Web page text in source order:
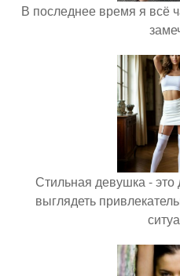
В последнее время я всё
Стильная девушка - это
выглядеть